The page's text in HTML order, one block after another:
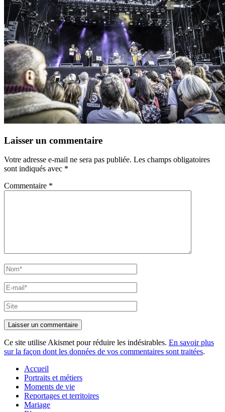
Laisser un commentaire
Votre adresse e-mail ne sera pas publiée. Les champs obligatoires
sont indiqués avec *
Commentaire *
Nom*
E-
mail*
Site
Ce site utilise Akismet pour réduire les indésirables. En savoir plus
sur la façon dont les données de vos commentaires sont traitées.
Accueil
Portraits et métiers
Moments de vie
Reportages et territoires
Mariage